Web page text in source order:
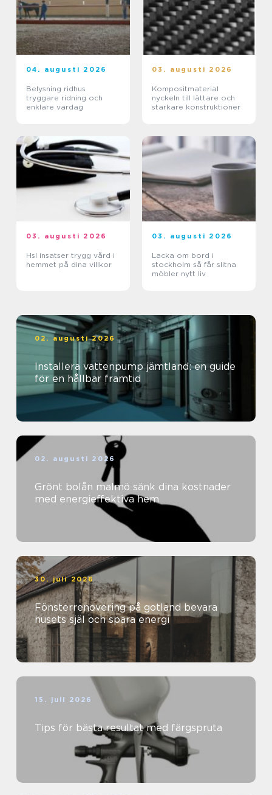
04. augusti 2026
Belysning ridhus
tryggare ridning och
enklare vardag
03. augusti 2026
Kompositmaterial
nyckeln till lättare och
starkare konstruktioner
03. augusti 2026
Hsl insatser trygg vård i
hemmet på dina villkor
03. augusti 2026
Lacka om bord i
stockholm så får slitna
möbler nytt liv
02. augusti 2026
Installera vattenpump jämtland: en guide
för en hållbar framtid
02. augusti 2026
Grönt bolån malmö sänk dina kostnader
med energieffektiva hem
30. juli 2026
Fönsterrenovering på gotland bevara
husets själ och spara energi
15. juli 2026
Tips för bästa resultat med färgspruta